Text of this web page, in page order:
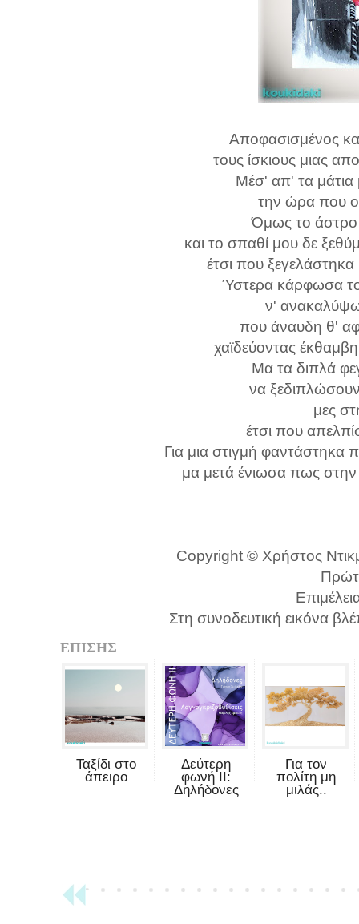
Αποφασισμένος
τους ίσκιους μιας
Μέσ' απ' τα μάτια
την ώρα που ο
Όμως το
και το σπαθί μου δε
έτσι που
Ύστερα κάρφωσα
ν'
που άναυδη θ'
χαϊδεύοντας
Μα τα διπλά
να
μες
έτσι που
Για μια στιγμή
μα μετά ένιωσα πως
Copyright © Χρήστος
Στη συνοδευτική εικόνα
ΕΠΙΣΗΣ
Ταξίδι στο
άπειρο
Δεύτερη
φωνή II:
Δηλήδονες
Για τον
πολίτη μη
μιλάς..